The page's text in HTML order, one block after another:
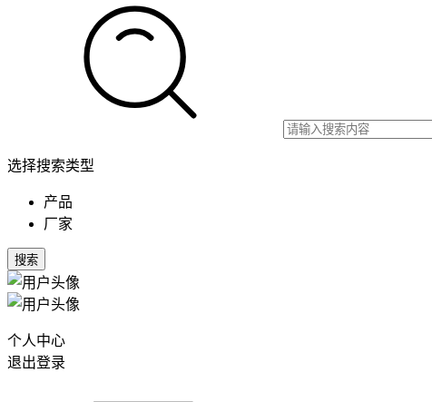
选择搜索类型
产品
厂家
搜索
个人中心
退出登录